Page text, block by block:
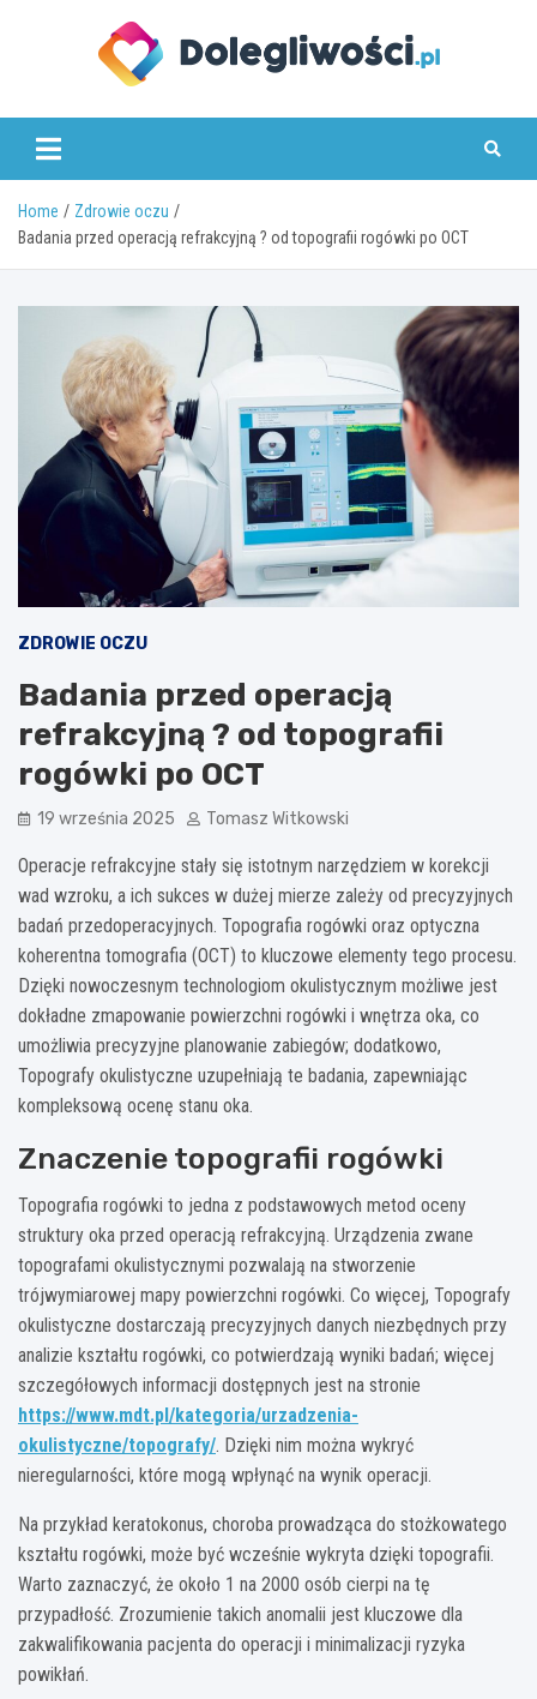
dolegliwosci.pl
Home
Zdrowie oczu
Badania przed operacją refrakcyjną ? od topografii rogówki po OCT
ZDROWIE OCZU
Badania przed operacją
refrakcyjną ? od topografii
rogówki po OCT
19 września 2025 Tomasz Witkowski
Operacje refrakcyjne stały się istotnym narzędziem w korekcji
wad wzroku, a ich sukces w dużej mierze zależy od precyzyjnych
badań przedoperacyjnych. Topografia rogówki oraz optyczna
koherentna tomografia (OCT) to kluczowe elementy tego procesu.
Dzięki nowoczesnym technologiom okulistycznym możliwe jest
dokładne zmapowanie powierzchni rogówki i wnętrza oka, co
umożliwia precyzyjne planowanie zabiegów; dodatkowo,
Topografy okulistyczne uzupełniają te badania, zapewniając
kompleksową ocenę stanu oka.
Znaczenie topografii rogówki
Topografia rogówki to jedna z podstawowych metod oceny
struktury oka przed operacją refrakcyjną. Urządzenia zwane
topografami okulistycznymi pozwalają na stworzenie
trójwymiarowej mapy powierzchni rogówki. Co więcej, Topografy
okulistyczne dostarczają precyzyjnych danych niezbędnych przy
analizie kształtu rogówki, co potwierdzają wyniki badań; więcej
szczegółowych informacji dostępnych jest na stronie
https://www.mdt.pl/kategoria/urzadzenia-
okulistyczne/topografy/. Dzięki nim można wykryć
nieregularności, które mogą wpłynąć na wynik operacji.
Na przykład keratokonus, choroba prowadząca do stożkowatego
kształtu rogówki, może być wcześnie wykryta dzięki topografii.
Warto zaznaczyć, że około 1 na 2000 osób cierpi na tę
przypadłość. Zrozumienie takich anomalii jest kluczowe dla
zakwalifikowania pacjenta do operacji i minimalizacji ryzyka
powikłań.